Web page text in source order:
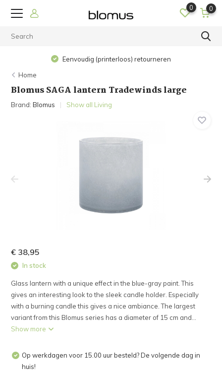
0 0
Eenvoudig (printerloos) retourneren
Home
Blomus SAGA lantern Tradewinds large
Brand:Blomus Show all Living
€ 38,95
In stock
Glass lantern with a unique effect in the blue-gray paint. This
gives an interesting look to the sleek candle holder. Especially
with a burning candle this gives a nice ambiance. The largest
variant from this Blomus series has a diameter of 15 cm and...
Show more
Op werkdagen voor 15.00 uur besteld? De volgende dag in
huis!